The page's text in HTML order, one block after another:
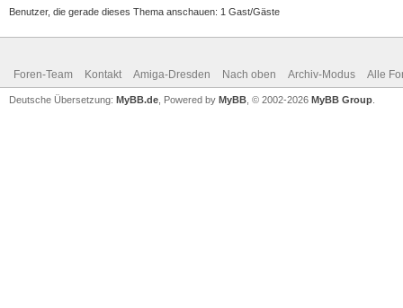
Benutzer, die gerade dieses Thema anschauen: 1 Gast/Gäste
Foren-Team Kontakt Amiga-Dresden Nach oben Archiv-Modus Alle
Deutsche Übersetzung: MyBB.de , Powered by MyBB , © 2002-2026 MyBB Group